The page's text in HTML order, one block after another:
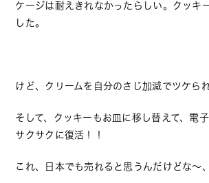
ケージは耐えきれなかったらしい。クッキ
した。
けど、クリームを自分のさじ加減でツケら
そして、クッキーもお皿に移し替えて、電
サクサクに復活！！
これ、日本でも売れると思うんだけどな〜